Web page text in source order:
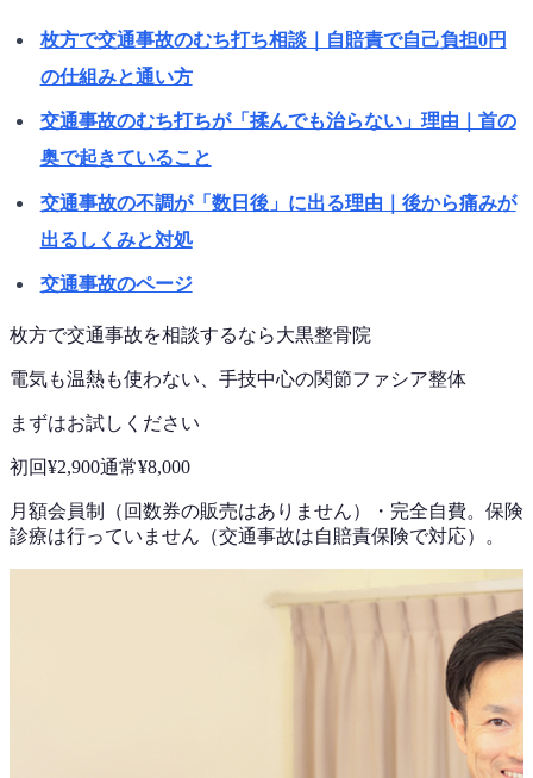
枚方で交通事故のむち打ち相談｜自賠責で自己負担0円
の仕組みと通い方
交通事故のむち打ちが「揉んでも治らない」理由｜首の
奥で起きていること
交通事故の不調が「数日後」に出る理由｜後から痛みが
出るしくみと対処
交通事故のページ
枚方で交通事故を相談するなら大黒整骨院
電気も温熱も使わない、手技中心の関節ファシア整体
まずはお試しください
初回¥2,900通常¥8,000
月額会員制（回数券の販売はありません） ・ 完全自費。保険
診療は行っていません（交通事故は自賠責保険で対応）。